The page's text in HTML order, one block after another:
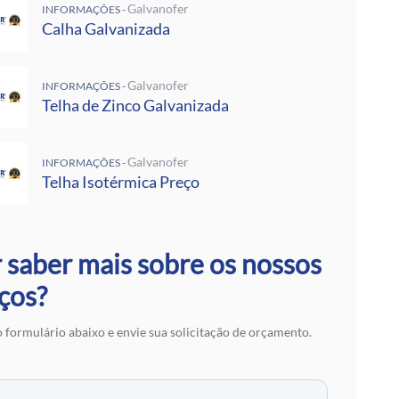
Calha Galvanizada
Preço M2
Termoacústico
Aço Galvanizado
Aço Galvanizado
para Telhado
Fibra de Vidro
de Zinco
INFORMAÇÕES -Galvanofer
Calha Galvanizada
INFORMAÇÕES -Galvanofer
Telha de Zinco Galvanizada
INFORMAÇÕES -Galvanofer
Telha Isotérmica Preço
mais sobre os nossos
formulário abaixo e envie sua solicitação de orçamento.